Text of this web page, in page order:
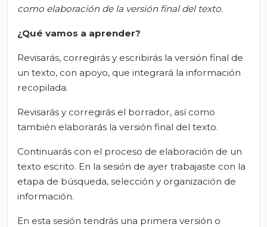
como elaboración de la versión final del texto.
¿Qué vamos a aprender?
Revisarás, corregirás y escribirás la versión final de
un texto, con apoyo, que integrará la información
recopilada.
Revisarás y corregirás el borrador, así como
también elaborarás la versión final del texto.
Continuarás con el proceso de elaboración de un
texto escrito. En la sesión de ayer trabajaste con la
etapa de búsqueda, selección y organización de
información.
En esta sesión tendrás una primera versión o